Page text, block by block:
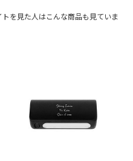
を見た人はこんな商品も見ていま